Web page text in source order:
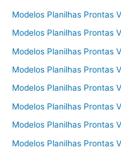
Modelos Planilhas Prontas
Modelos Planilhas Prontas
Modelos Planilhas Prontas
Modelos Planilhas Prontas
Modelos Planilhas Prontas
Modelos Planilhas Prontas
Modelos Planilhas Prontas
Modelos Planilhas Prontas